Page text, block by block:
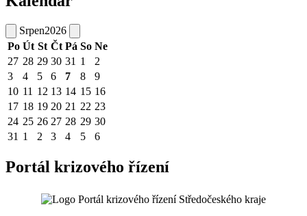
Srpen2026
Po Út St Čt Pá So Ne
27 28 29 30 31 1
2
3
4 5 6 7 8
9
10 11 12 13 14 15 16
17 18 19 20 21 22 23
24 25 26 27 28 29 30
31 1 2 3 4 5 6
Portál krizového řízení